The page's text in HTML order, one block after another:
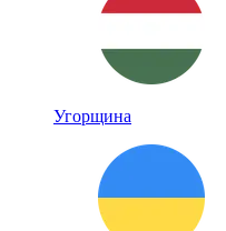
Угорщина